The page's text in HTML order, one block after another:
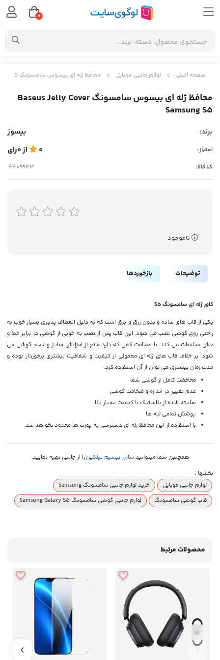
صفحه اصلی لوازم جانبی موبایل محافظ ژله ای بیسوس سامسونگ Baseus Jelly Cover Samsung S5
محافظ ژله ای بیسوس سامسونگ Baseus Jelly Cover
Samsung S5
برند: بیسوز
امتیاز : 0 از0رای
کدکالا:
ناموجود
توضیحات بازخوردها
کاور ژله ای سامسونگ S5
یکی از قاب های ساده و بدون زرق و برق است که به دلیل انعطاف پذیری بسیار خوب به
راحتی روی گوشی نصب می شود. این قاب پس از نصب به خوبی از گوشی در برابر خط و
خش محافظت می کند. با ضخامت کمی که دارد مانع از افزایش سایز و حجم گوشی می
شود. بر خلاف قاب های ژله ای معمولی از کیفیت و شفافیت بیشتری برخوردار بوده و
مدت زمان بیشتری می توان از آن استفاده کرد.
محافظت کامل از گوشی شما
عدم تغییر در اندازه و ضخامت گوشی
ساخته شده از پلاستیک با کیفیت بسیار بالا
پوشش تمامی لبه ها
با استفاده از این محافظ ژله ای دسترسی به پورت ها محدود نخواهد شد.
همچنین شما میتوانید شارژر بیسیم نیلکینرا از جانبی تهیه نمایید.
بخشها :
لوازم جانبی موبایل
خرید لوازم جانبی سامسونگ Samsung
قاب گوشی سامسونگ
لوازم جانبی گوشی سامسونگ Samsung Galaxy S5
محصولات مرتبط
0